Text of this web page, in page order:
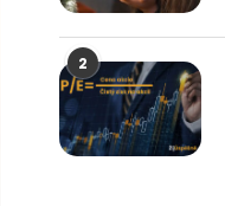
2